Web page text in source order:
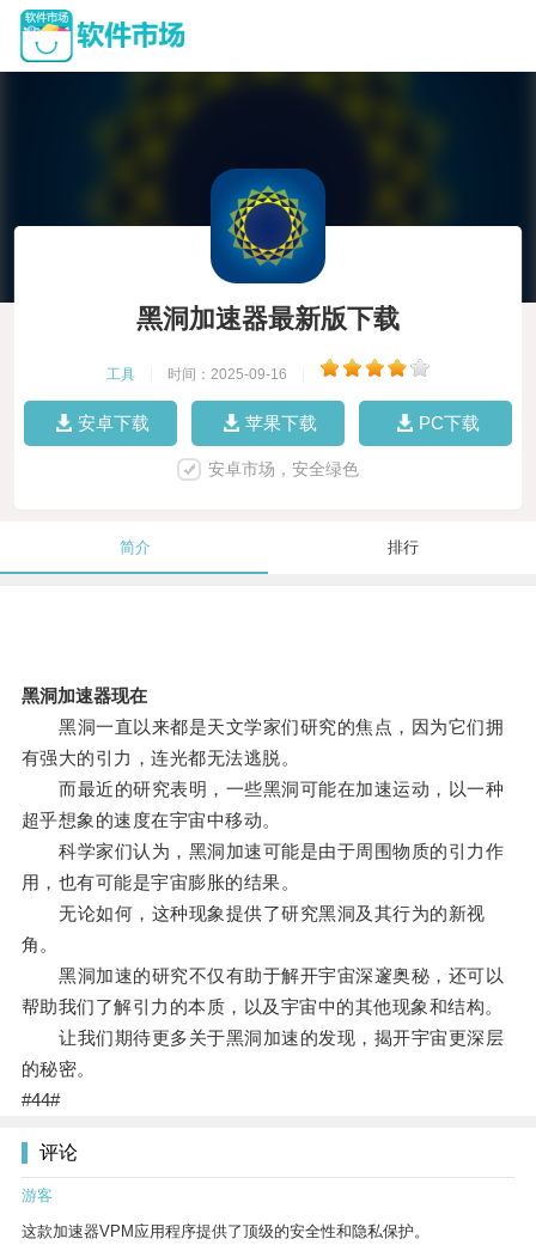
黑洞加速器最新版下载
工具 时间：2025-09-16
安卓下载 苹果下载 PC下载
安卓市场，安全绿色
简介 排行
黑洞加速器现在
黑洞一直以来都是天文学家们研究的焦点，因为它们拥
有强大的引力，连光都无法逃脱。
而最近的研究表明，一些黑洞可能在加速运动，以一种
超乎想象的速度在宇宙中移动。
科学家们认为，黑洞加速可能是由于周围物质的引力作
用，也有可能是宇宙膨胀的结果。
无论如何，这种现象提供了研究黑洞及其行为的新视
角。
黑洞加速的研究不仅有助于解开宇宙深邃奥秘，还可以
帮助我们了解引力的本质，以及宇宙中的其他现象和结构。
让我们期待更多关于黑洞加速的发现，揭开宇宙更深层
的秘密。
#44#
评论
游客
这款加速器VPM应用程序提供了顶级的安全性和隐私保护。